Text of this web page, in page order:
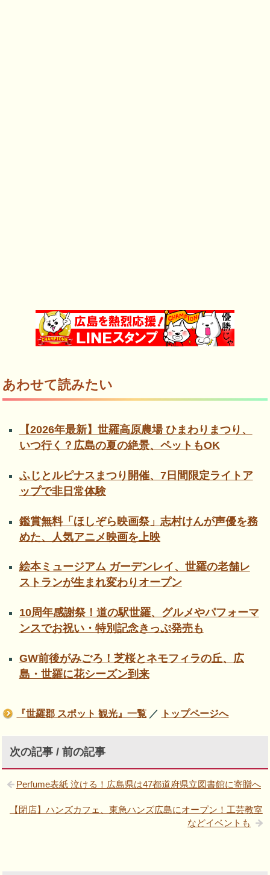
あわせて読みたい
【2026年最新】世羅高原農場 ひまわりまつり、
いつ行く？広島の夏の絶景、ペットもOK
ふじとルピナスまつり開催、7日間限定ライトア
ップで非日常体験
鑑賞無料「ほしぞら映画祭」志村けんが声優を務
めた、人気アニメ映画を上映
絵本ミュージアム ガーデンレイ、世羅の老舗レ
ストランが生まれ変わりオープン
10周年感謝祭！道の駅世羅、グルメやパフォーマ
ンスでお祝い・特別記念きっぷ発売も
GW前後がみごろ！芝桜とネモフィラの丘、広
島・世羅に花シーズン到来
『世羅郡 スポット 観光』一覧 ／ トップページへ
次の記事 / 前の記事
Perfume表紙 泣ける！広島県は47都道府県立図書館に寄贈へ
【閉店】ハンズカフェ、東急ハンズ広島にオープン！工芸教室
などイベントも